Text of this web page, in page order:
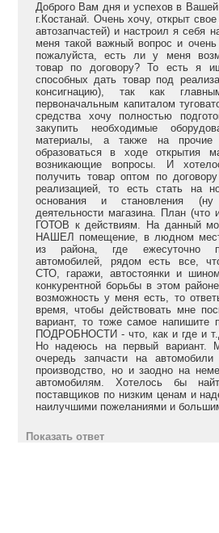
Доброго Вам дня и успехов в
г.Костанай. Очень хочу, открыт
автозапчастей) и настроил я себя
меня такой важный вопрос и
пожалуйста, есть ли у меня
товар по договору? То есть я
способных дать товар под
консигнацию), так как
первоначальным капиталом
средства хочу полностью
закупить необходимые
материалы, а также на прочие
образоваться в ходе открытия
возникающие вопросы. И
получить товар оптом по
реализацией, то есть стать на
основания и становления
деятельности магазина. План
ГОТОВ к действиям. На данный
НАШЕЛ помещение, в людном
из района, где ежесуточно
автомобилей, рядом есть все,
СТО, гаражи, автостоянки и
конкурентной борьбы в этом
возможность у меня есть, то
время, чтобы действовать мне
вариант, то тоже самое
ПОДРОБНОСТИ - что, как и где и
Но надеюсь на первый вариант.
очередь запчасти на автомобили
производство, но и заодно на
автомобилям. Хотелось бы
поставщиков по низким ценам и
наилучшими пожеланиями и
Показать ответ